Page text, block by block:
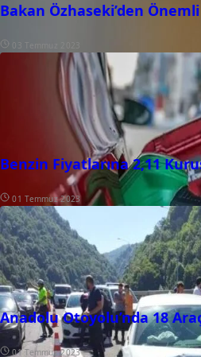
Bakan Özhaseki’den
03 Temmuz 2023
Benzin Fiyatlarına 2,11
01 Temmuz 2023
Anadolu Otoyolu’nda 18
01 Temmuz 2023